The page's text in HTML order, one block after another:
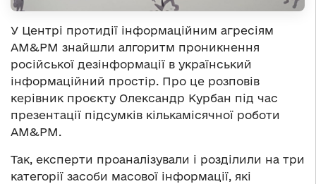
У Центрі протидії інформаційним агресіям
АМ&РМ знайшли алгоритм проникнення
російської дезінформації в український
інформаційний простір. Про це розповів
керівник проєкту Олександр Курбан під час
презентації підсумків кількамісячної роботи
АМ&РМ.
Так, експерти проаналізували і розділили на три
категорії засоби масової інформації, які